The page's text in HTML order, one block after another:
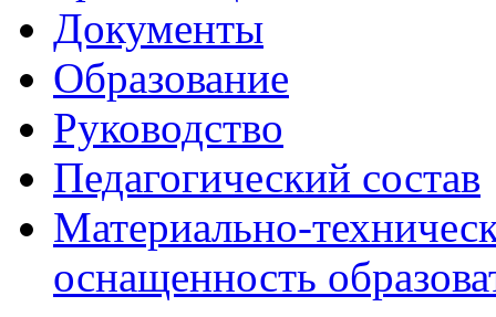
Документы
Образование
Руководство
Педагогический состав
Материально-
оснащенность